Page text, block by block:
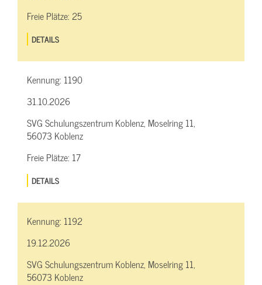
Freie Plätze:25
DETAILS
Kennung: 1190
31.10.2026
SVG Schulungszentrum Koblenz, Moselring 11,
56073 Koblenz
Freie Plätze: 17
DETAILS
Kennung: 1192
19.12.2026
SVG Schulungszentrum Koblenz, Moselring 11,
56073 Koblenz